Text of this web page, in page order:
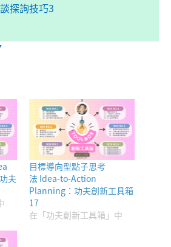
探詢技巧3
夫
目標導向型點子思考
法 Idea-to-Action
Planning：功夫創新工具箱
17
在「功夫創新工具箱」中